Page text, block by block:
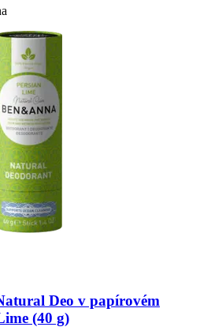
Deo v papírovém
(40 g)